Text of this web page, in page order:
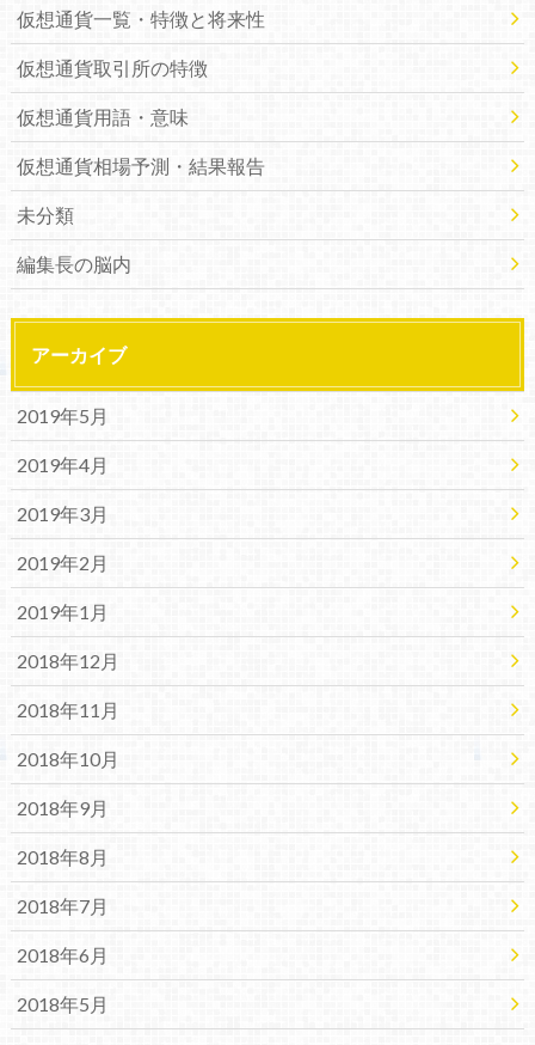
仮想通貨一覧・特徴と将来性
仮想通貨取引所の特徴
仮想通貨用語・意味
仮想通貨相場予測・結果報告
未分類
編集長の脳内
アーカイブ
2019年5月
2019年4月
2019年3月
2019年2月
2019年1月
2018年12月
2018年11月
2018年10月
2018年9月
2018年8月
2018年7月
2018年6月
2018年5月